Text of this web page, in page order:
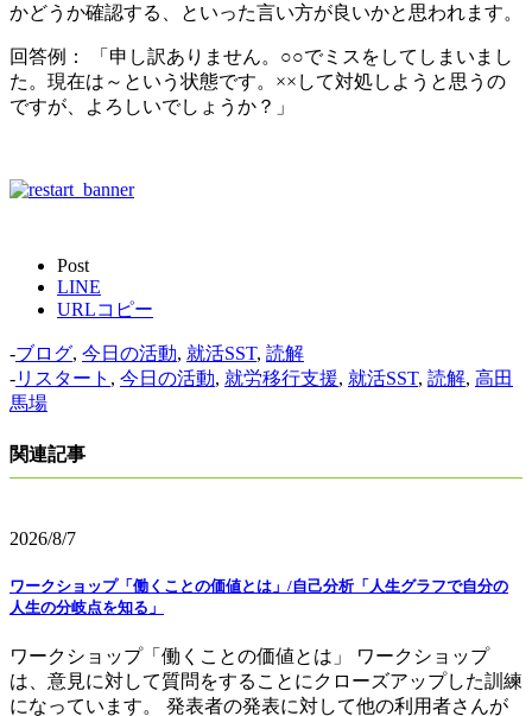
かどうか確認する、といった言い方が良いかと思われます。
回答例： 「申し訳ありません。○○でミスをしてしまいまし
た。現在は～という状態です。××して対処しようと思うの
ですが、よろしいでしょうか？」
Post
LINE
URLコピー
-ブログ, 今日の活動, 就活SST, 読解
-リスタート , 今日の活動, 就労移行支援, 就活SST, 読解, 高田
馬場
関連記事
2026/8/7
ワークショップ「働くことの価値とは」/自己分析「人生グラフで自分の
人生の分岐点を知る」
ワークショップ「働くことの価値とは」 ワークショップ
は、意見に対して質問をすることにクローズアップした訓練
になっています。 発表者の発表に対して他の利用者さんが